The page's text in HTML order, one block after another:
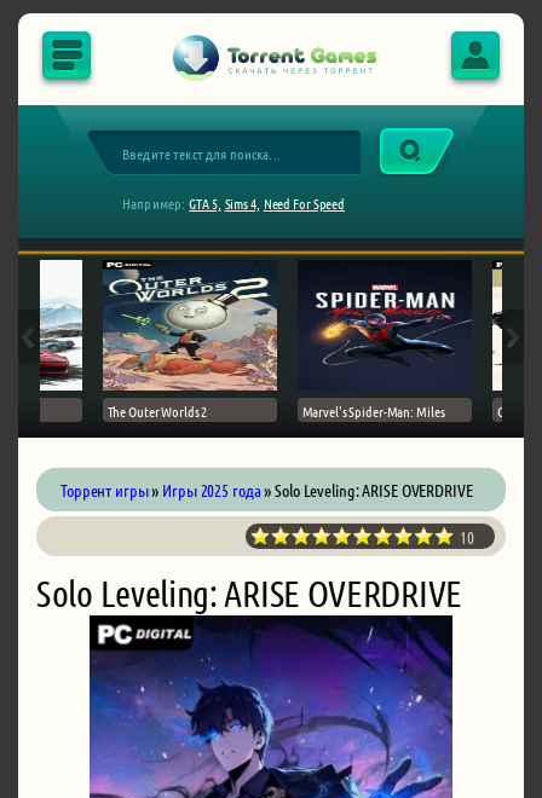
Например: GTA 5, Sims 4, Need For Speed
The Outer Worlds 2 Marvel's Spider-Man: Miles Ghost
Торрент игры» Игры 2025 года» Solo Leveling: ARISE OVERDRIVE
10
Solo Leveling: ARISE OVERDRIVE